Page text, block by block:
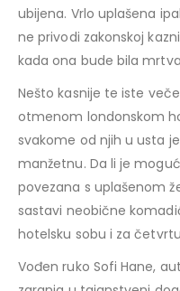
ubijena. Vrlo uplašena
ne privodi zakonskoj
kada ona bude bila
Nešto kasnije te iste
otmenom londonskom
svakome od njih u usta
manžetnu. Da li je
povezana s uplašenom
sastavi neobične
hotelsku sobu i za
Vođen ruko Sofi Hane,